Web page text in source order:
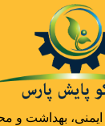
بهداشت و